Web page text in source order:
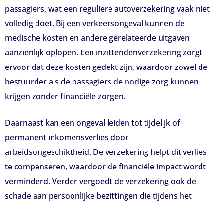
passagiers, wat een reguliere autoverzekering vaak niet
volledig doet. Bij een verkeersongeval kunnen de
medische kosten en andere gerelateerde uitgaven
aanzienlijk oplopen. Een inzittendenverzekering zorgt
ervoor dat deze kosten gedekt zijn, waardoor zowel de
bestuurder als de passagiers de nodige zorg kunnen
krijgen zonder financiële zorgen.
Daarnaast kan een ongeval leiden tot tijdelijk of
permanent inkomensverlies door
arbeidsongeschiktheid. De verzekering helpt dit verlies
te compenseren, waardoor de financiële impact wordt
verminderd. Verder vergoedt de verzekering ook de
schade aan persoonlijke bezittingen die tijdens het